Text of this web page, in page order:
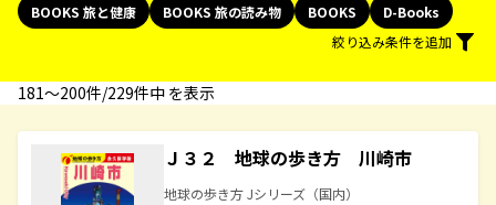
BOOKS 旅と健康
BOOKS 旅の読み物 BOOKS
D-Books
絞り込み条件を追加
181〜200件/229件中 を表示
Ｊ３２ 地球の歩き方 川崎市
地球の歩き方 Jシリーズ（国内）